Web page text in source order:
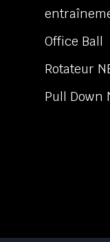
Office Ball
Rotateur
Pull Down